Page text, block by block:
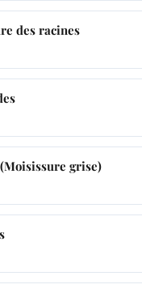
des racines
grise)